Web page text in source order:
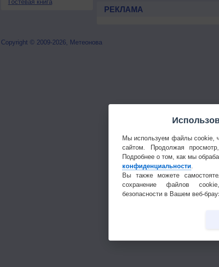
Гостевая книга
РЕКЛАМА
Copyright © 2009-2026, Метеонова
Мы используем файлы cookie,
сайтом. Продолжая
Подробнее о том, как мы
конфиденциальности
Вы также можете
сохранение файлов
безопасности в Вашем веб-